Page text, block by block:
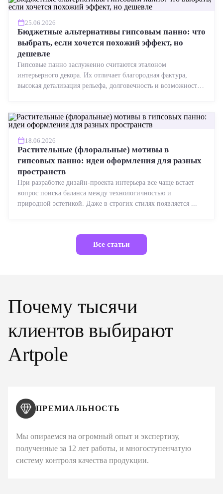
25.06.2026
Бюджетные альтернативы гипсовым панно: что
выбрать, если хочется похожий эффект, но
дешевле
Гипсовые панно заслуженно считаются эталоном
интерьерного декора. Их отличает благородная фактура,
высокая детализация рельефа, долговечность и возможность
18.06.2026
Растительные (флоральные) мотивы в
гипсовых панно: идеи оформления для разных
пространств
При разработке дизайн-проекта интерьера все чаще встает
вопрос поиска баланса между технологичностью и
природной эстетикой. Даже в строгих стилях появляется ...
Все статьи
Почему тысячи
клиентов выбирают
Artpole
ПРЕМИАЛЬНОСТЬ
Мы опираемся на огромный опыт и экспертизу,
полученные за 12 лет работы, и многоступенчатую
систему контроля качества продукции.